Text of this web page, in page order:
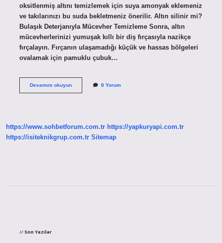
oksitlenmiş altını temizlemek için suya amonyak eklemeniz
ve takılarınızı bu suda bekletmeniz önerilir. Altın silinir mi?
Bulaşık Deterjanıyla Mücevher Temizleme Sonra, altın
mücevherlerinizi yumuşak kıllı bir diş fırçasıyla nazikçe
fırçalayın. Fırçanın ulaşamadığı küçük ve hassas bölgeleri
ovalamak için pamuklu çubuk…
Devamını okuyunAltın
8 Yorum
https://www.sohbetforum.com.tr https://yapkuryapi.com.tr
https://isiteknikgrup.com.tr Sitemap
Son Yazılar